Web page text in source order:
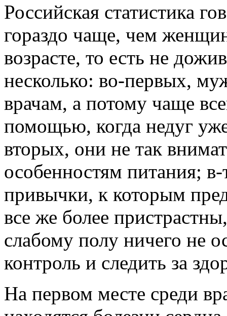
Российская статистика
гораздо чаще, чем
возрасте, то есть не
несколько: во-первых,
врачам, а потому чаще
помощью, когда недуг
вторых, они не так
особенностям питания;
привычки, к которым
все же более
слабому полу ничего не
контроль и следить за
На первом месте среди